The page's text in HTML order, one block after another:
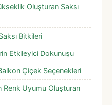
Oluşturan Saksı
Bitkileri
Etkileyici Dokunuşu
Çiçek Seçenekleri
Renk Uyumu Oluşturan